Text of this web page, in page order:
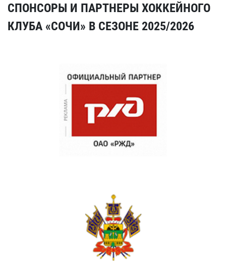
СПОНСОРЫ И ПАРТНЕРЫ ХОККЕЙНОГО
КЛУБА «СОЧИ» В СЕЗОНЕ 2025/2026